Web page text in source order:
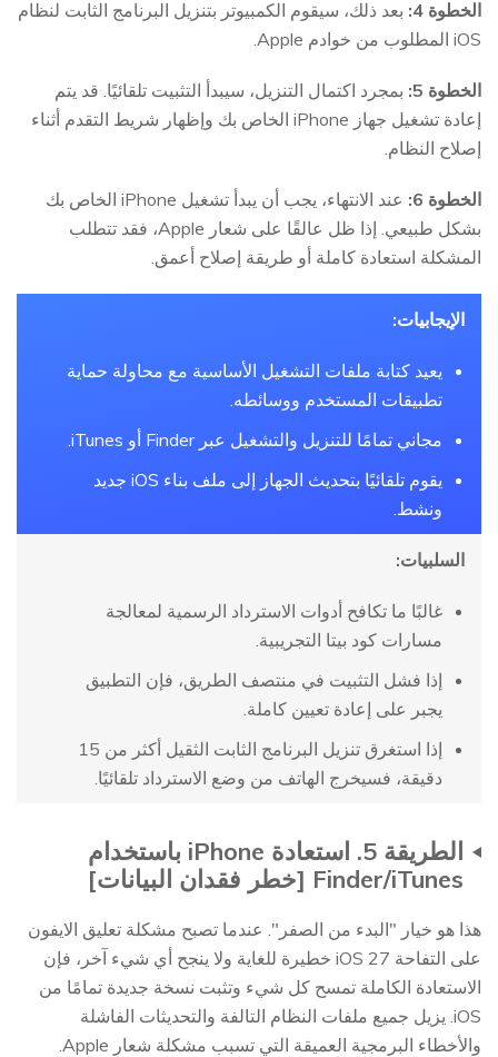
الخطوة 4:
بعد ذلك، سيقوم الكمبيوتر بتنزيل البرنامج الثابت لنظام
iOS المطلوب من خوادم Apple.
الخطوة 5:
بمجرد اكتمال التنزيل، سيبدأ التثبيت تلقائيًا. قد يتم
إعادة تشغيل جهاز iPhone الخاص بك وإظهار شريط التقدم أثناء
إصلاح النظام.
الخطوة 6:
عند الانتهاء، يجب أن يبدأ تشغيل iPhone الخاص بك
بشكل طبيعي. إذا ظل عالقًا على شعار Apple، فقد تتطلب
المشكلة استعادة كاملة أو طريقة إصلاح أعمق.
الإيجابيات:
يعيد كتابة ملفات التشغيل الأساسية مع محاولة حماية
تطبيقات المستخدم ووسائطه.
مجاني تمامًا للتنزيل والتشغيل عبر Finder أو iTunes.
يقوم تلقائيًا بتحديث الجهاز إلى ملف بناء iOS جديد
ونشط.
السلبيات:
غالبًا ما تكافح أدوات الاسترداد الرسمية لمعالجة
مسارات كود بيتا التجريبية.
إذا فشل التثبيت في منتصف الطريق، فإن التطبيق
يجبر على إعادة تعيين كاملة.
إذا استغرق تنزيل البرنامج الثابت الثقيل أكثر من 15
دقيقة، فسيخرج الهاتف من وضع الاسترداد تلقائيًا.
الطريقة 5. استعادة iPhone باستخدام
Finder/iTunes [خطر فقدان البيانات]
هذا هو خيار "البدء من الصفر". عندما تصبح مشكلة تعليق الايفون
على التفاحة iOS 27 خطيرة للغاية ولا ينجح أي شيء آخر، فإن
الاستعادة الكاملة تمسح كل شيء وتثبت نسخة جديدة تمامًا من
iOS. يزيل جميع ملفات النظام التالفة والتحديثات الفاشلة
والأخطاء البرمجية العميقة التي تسبب مشكلة شعار Apple.